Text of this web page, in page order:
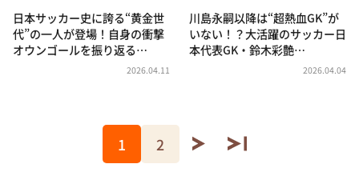
日本サッカー史に誇る“黄金世
代”の一人が登場！自身の衝撃
オウンゴールを振り返る…
2026.04.11
川島永嗣以降は“超熱血GK”が
いない！？大活躍のサッカー日
本代表GK・鈴木彩艶…
2026.04.04
1 2